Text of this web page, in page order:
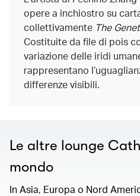
opere a inchiostro su
collettivamente The
Costituite da file di pois
variazione delle iridi
rappresentano
differenze visibili.
Le altre lounge
mondo
In Asia, Europa o Nord